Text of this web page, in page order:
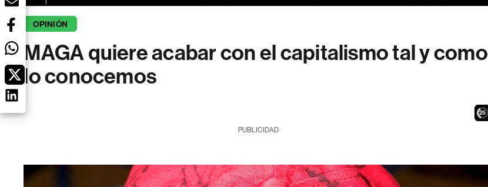
OPINIÓN
MAGA quiere acabar con el capitalismo tal y como
lo conocemos
24
PUBLICIDAD